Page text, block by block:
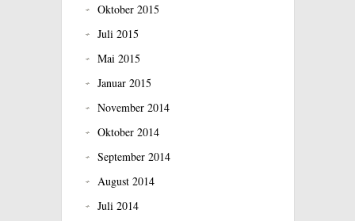
Oktober 2015
Juli 2015
Mai 2015
Januar 2015
November 2014
Oktober 2014
September 2014
August 2014
Juli 2014